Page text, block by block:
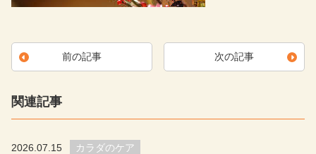
前の記事 次の記事
関連記事
2026.07.15
カラダのケア